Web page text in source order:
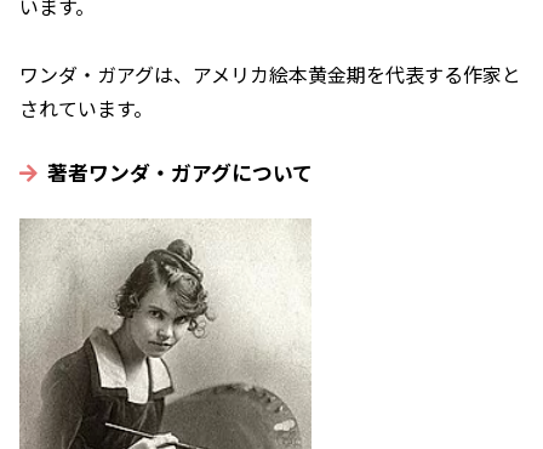
ワンダ・ガアグは、アメリカ絵本黄金期を代表する作家と
されています。
著者ワンダ・ガアグについて